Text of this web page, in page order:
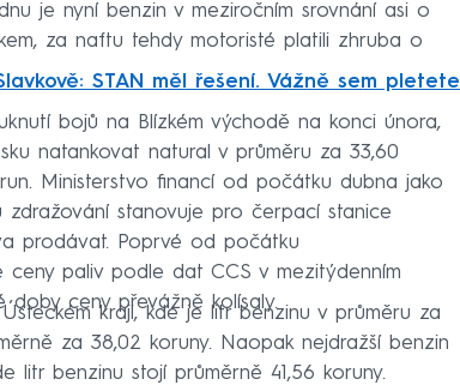
je nyní benzin v meziročním srovnání asi o
za naftu tehdy motoristé platili zhruba o
STAN měl řešení. Vážně sem pletete
bojů na Blízkém východě na konci února,
natankovat natural v průměru za 33,60
Ministerstvo financí od počátku dubna jako
stanovuje pro čerpací stanice
prodávat. Poprvé od počátku
ceny paliv podle dat CCS v mezitýdenním
doby ceny převážně kolísaly.
kraji, kde je litr benzinu v průměru za
za 38,02 koruny. Naopak nejdražší benzin
litr benzinu stojí průměrně 41,56 koruny.